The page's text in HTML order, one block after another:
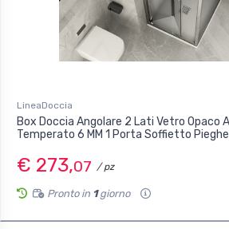
LineaDoccia
Box Doccia Angolare 2 Lati Vetro Opaco
Temperato 6 MM 1 Porta Soffietto
€ 273,07 / pz
Pronto in 1giorno